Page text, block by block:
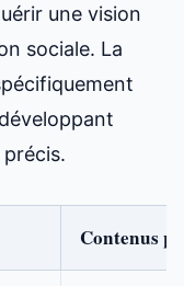
une vision
sociale. La
Contenus